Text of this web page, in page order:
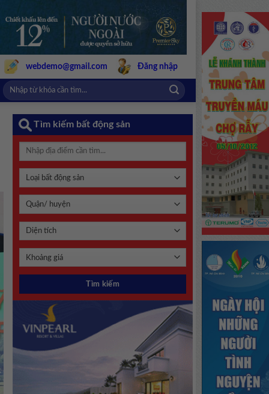
webdemo@gmail.com Đăng nhập
Tìm kiếm bất động sản